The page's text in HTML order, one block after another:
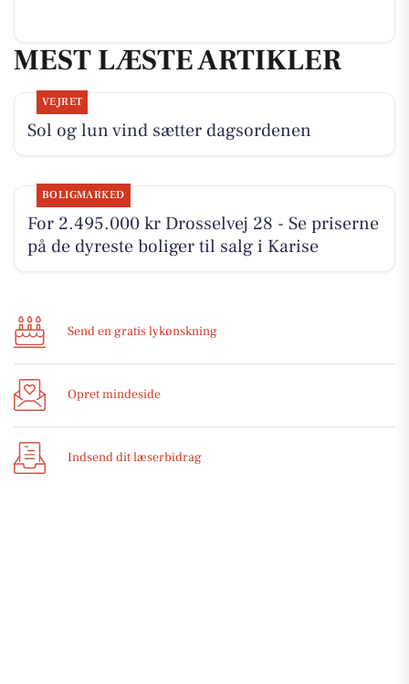
MEST LÆSTE ARTIKLER
VEJRET
Sol og lun vind sætter dagsordenen
BOLIGMARKED
For 2.495.000 kr Drosselvej 28 - Se priserne
på de dyreste boliger til salg i Karise
Send en gratis lykønskning
Opret mindeside
Indsend dit læserbidrag